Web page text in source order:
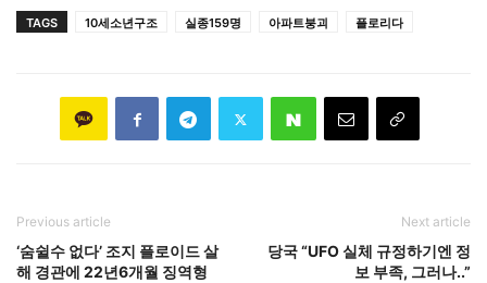
TAGS 10세소년구조 실종159명 아파트붕괴 플로리다
Previous article
‘숨쉴수 없다’ 조지 플로이드 살
해 경관에 22년6개월 징역형
Next article
당국 “UFO 실체 규정하기엔 정
보 부족, 그러나..”